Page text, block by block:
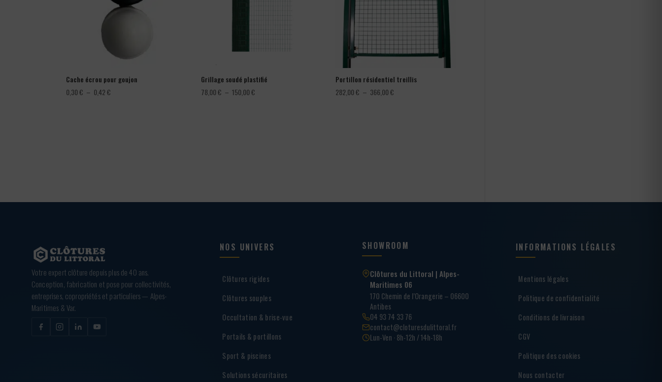
Cache écrou pour goujon
0,30€ – 0,42€
Grillage soudé plastifié
78,00€ – 150,00€Plage
Portillon résidentiel treillis
282,00€ – 366,00€
Votre expert clôture depuis plus de 40 ans.
Conception, fabrication et pose pour collectivités,
entreprises, copropriétés et particuliers — Alpes-
Maritimes & Var.
NOS UNIVERS
Clôtures rigides
Clôtures souples
Occultation & brise-vue
Portails & portillons
Sport & piscines
Solutions sécuritaires
SHOWROOM
Clôtures du Littoral | Alpes-
Maritimes 06
170 Chemin de l’Orangerie – 06600
Antibes
04 93 74 33 76
contact@cloturesdulittoral.fr
Lun-Ven · 8h-12h / 14h-18h
INFORMATIONS LÉGALES
Mentions légales
Politique de confidentialité
Conditions de livraison
CGV
Politique des cookies
Nous contacter